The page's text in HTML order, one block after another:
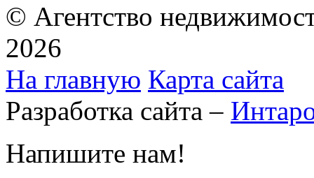
© Агентство
2026
На главную Карта сайта
Разработка сайта –
Напишите нам!